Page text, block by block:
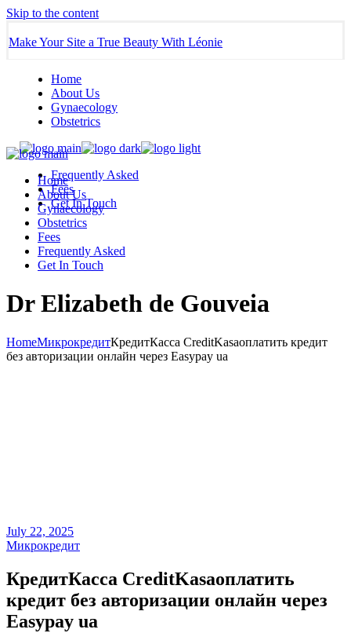
Skip to the content
Make Your Site a True Beauty With Léonie
Home
About Us
Gynaecology
Obstetrics
Frequently Asked
Fees
Get In Touch
Home
About Us
Gynaecology
Obstetrics
Fees
Frequently Asked
Get In Touch
Dr Elizabeth de Gouveia
HomeМикрокредитКредитКасса CreditKasa️оплатить кредит
без авторизации онлайн через Easypay ua
July 22, 2025
Микрокредит
КредитКасса CreditKasa️оплатить
кредит без авторизации онлайн через
Easypay ua